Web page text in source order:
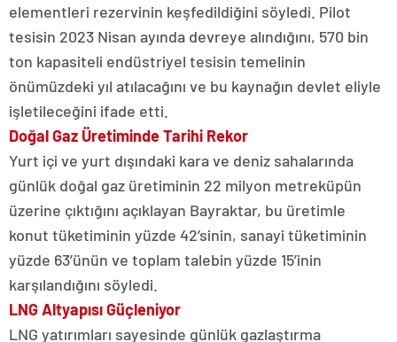
elementleri rezervinin keşfedildiğini söyledi. Pilot
tesisin 2023 Nisan ayında devreye alındığını, 570 bin
ton kapasiteli endüstriyel tesisin temelinin
önümüzdeki yıl atılacağını ve bu kaynağın devlet eliyle
işletileceğini ifade etti.
Doğal Gaz Üretiminde Tarihi Rekor
Yurt içi ve yurt dışındaki kara ve deniz sahalarında
günlük doğal gaz üretiminin 22 milyon metreküpün
üzerine çıktığını açıklayan Bayraktar, bu üretimle
konut tüketiminin yüzde 42’sinin, sanayi tüketiminin
yüzde 63’ünün ve toplam talebin yüzde 15’inin
karşılandığını söyledi.
LNG Altyapısı Güçleniyor
LNG yatırımları sayesinde günlük gazlaştırma